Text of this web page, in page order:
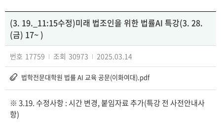
(3. 19._11:15수정)미래 법조인을 위한 법률AI 특강(3. 28.
(금) 17~ )
번호 17759 조회 30973 2025.03.14
법학전문대학원 법률 AI 교육 공문(이화여대).pdf
※ 3.19. 수정사항 : 시간 변경, 붙임자료 추가(특강 전 사전안내사
항)